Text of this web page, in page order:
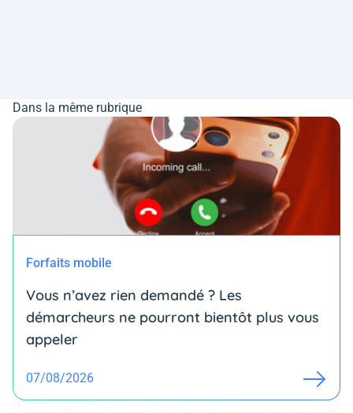
Dans la même rubrique
Forfaits mobile
Vous n’avez rien demandé ? Les
démarcheurs ne pourront bientôt plus vous
appeler
07/08/2026